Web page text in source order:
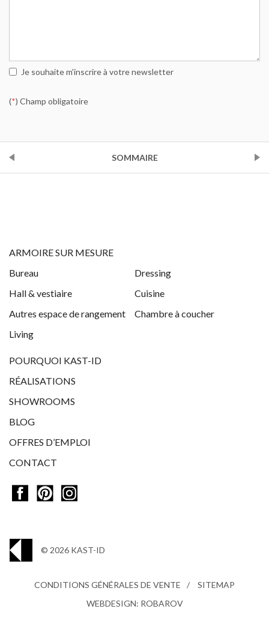
Je souhaite m'inscrire à votre newsletter
(*) Champ obligatoire
SOMMAIRE
ARMOIRE SUR MESURE
Bureau
Dressing
Hall & vestiaire
Cuisine
Autres espace de rangement
Chambre à coucher
Living
POURQUOI KAST-ID
RÉALISATIONS
SHOWROOMS
BLOG
OFFRES D’EMPLOI
CONTACT
© 2026 KAST-ID
CONDITIONS GÉNÉRALES DE VENTE
SITEMAP
WEBDESIGN: ROBAROV